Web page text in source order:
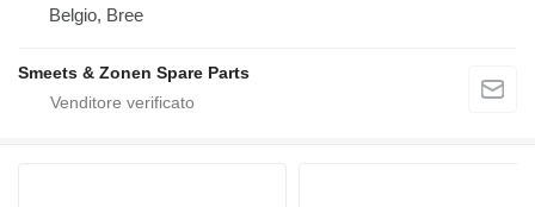
Belgio, Bree
Smeets & Zonen Spare Parts